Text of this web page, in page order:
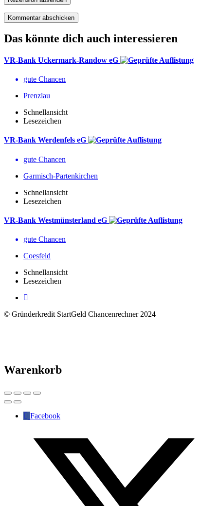
Das könnte dich auch interessieren
VR-Bank Uckermark-Randow eG
gute Chancen
Prenzlau
Schnellansicht
Lesezeichen
VR-Bank Werdenfels eG
gute Chancen
Garmisch-Partenkirchen
Schnellansicht
Lesezeichen
VR-Bank Westmünsterland eG
gute Chancen
Coesfeld
Schnellansicht
Lesezeichen
© Gründerkredit StartGeld Chancenrechner 2024
Warenkorb
Facebook